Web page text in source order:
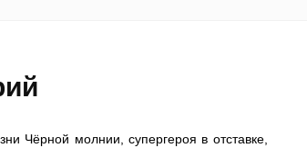
Чёрной молнии, супергероя в отставке,